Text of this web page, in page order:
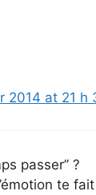
2014 at 21 h
passer” ?
te